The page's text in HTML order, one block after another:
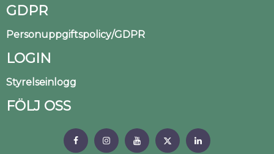
GDPR
Personuppgiftspolicy/GDPR
LOGIN
Styrelseinlogg
FÖLJ OSS